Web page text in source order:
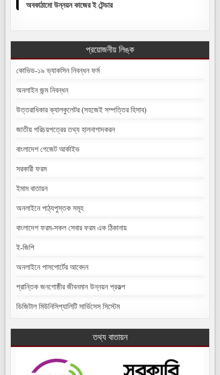
অবকাঠামো উন্নয়ন কাজের ই টেন্ডার
প্রয়োজনীয় লিঙ্ক
কোভিড-১৯ ভ্যাকসিন নিবন্ধন ফর্ম
অনলাইন জন্ম নিবন্ধন
উত্তরাধিকার ক্যালকুলেটর (সহজেই সম্পত্তির হিসাব)
জাতীয় পরিচয়পত্রের তথ্য হালনাগাদকরন
বাংলাদেশ গেজেট আর্কাইভ
সরকারী ফরম
ইমাম বাতায়ন
অনলাইনে পাঠ্যপুস্তক সমূহ
বাংলাদেশ ফরম-সকল সেবার ফরম এক ঠিকানায়
ই-জিপি
অনলাইনে পাসপোর্টের আবেদন
প্রান্তিক জনগোষ্ঠীর জীবনমান উন্নয়ন প্রকল্প
ডিজিটাল মিউনিসিপ্যালিটি সার্ভিসেস সিস্টেম
তথ্য বাতায়ন